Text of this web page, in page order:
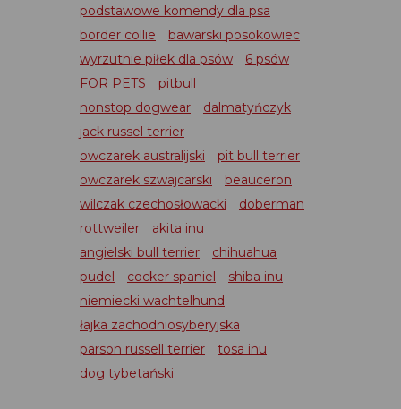
podstawowe komendy dla psa
border collie
bawarski posokowiec
wyrzutnie piłek dla psów
6 psów
FOR PETS
pitbull
nonstop dogwear
dalmatyńczyk
jack russel terrier
owczarek australijski
pit bull terrier
owczarek szwajcarski
beauceron
wilczak czechosłowacki
doberman
rottweiler
akita inu
angielski bull terrier
chihuahua
pudel
cocker spaniel
shiba inu
niemiecki wachtelhund
łajka zachodniosyberyjska
parson russell terrier
tosa inu
dog tybetański